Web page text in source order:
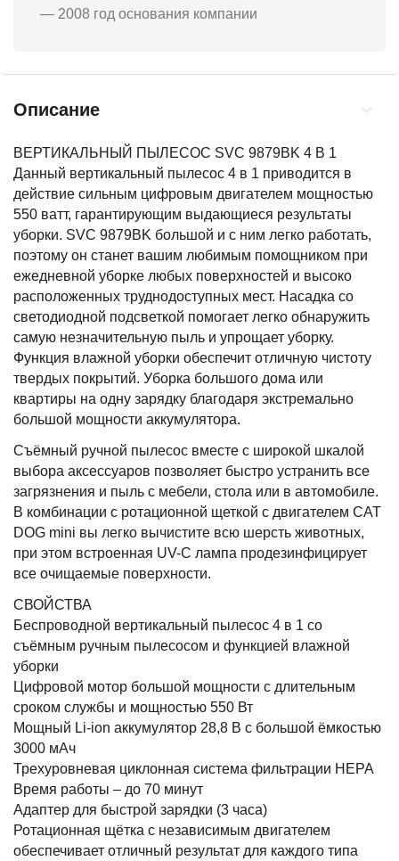
— 2008 год основания компании
Описание
ВЕРТИКАЛЬНЫЙ ПЫЛЕСОС SVC 9879BK 4 В 1
Данный вертикальный пылесос 4 в 1 приводится в
действие сильным цифровым двигателем мощностью
550 ватт, гарантирующим выдающиеся результаты
уборки. SVC 9879BK большой и с ним легко работать,
поэтому он станет вашим любимым помощником при
ежедневной уборке любых поверхностей и высоко
расположенных труднодоступных мест. Насадка со
светодиодной подсветкой помогает легко обнаружить
самую незначительную пыль и упрощает уборку.
Функция влажной уборки обеспечит отличную чистоту
твердых покрытий. Уборка большого дома или
квартиры на одну зарядку благодаря экстремально
большой мощности аккумулятора.
Съёмный ручной пылесос вместе с широкой шкалой
выбора аксессуаров позволяет быстро устранить все
загрязнения и пыль с мебели, стола или в автомобиле.
В комбинации с ротационной щеткой с двигателем CAT
DOG mini вы легко вычистите всю шерсть животных,
при этом встроенная UV-C лампа продезинфицирует
все очищаемые поверхности.
СВОЙСТВА
Беспроводной вертикальный пылесос 4 в 1 со
съёмным ручным пылесосом и функцией влажной
уборки
Цифровой мотор большой мощности с длительным
сроком службы и мощностью 550 Вт
Мощный Li-ion аккумулятор 28,8 В с большой ёмкостью
3000 мАч
Трехуровневая циклонная система фильтрации HEPA
Время работы – до 70 минут
Адаптер для быстрой зарядки (3 часа)
Ротационная щётка с независимым двигателем
обеспечивает отличный результат для каждого типа